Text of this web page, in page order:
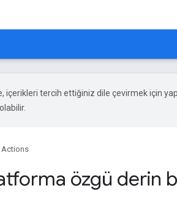
içerikleri tercih ettiğiniz dile çevirmek için
Actions
özgü derin